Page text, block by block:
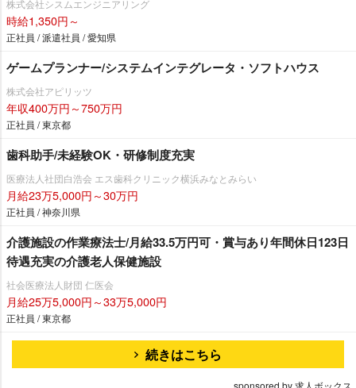
株式会社シスムエンジニアリング
時給1,350円～
正社員 / 派遣社員 / 愛知県
ゲームプランナー/システムインテグレータ・ソフトハウス
株式会社アピリッツ
年収400万円～750万円
正社員 / 東京都
歯科助手/未経験OK・研修制度充実
医療法人社団白浩会 エス歯科クリニック横浜みなとみらい
月給23万5,000円～30万円
正社員 / 神奈川県
介護施設の作業療法士/月給33.5万円可・賞与あり年間休日123日
待遇充実の介護老人保健施設
社会医療法人財団 仁医会
月給25万5,000円～33万5,000円
正社員 / 東京都
続きはこちら